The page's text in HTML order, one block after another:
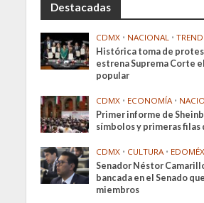
Destacadas
CDMX • NACIONAL •
Histórica toma de
estrena Suprema Corte
popular
CDMX • ECONOMÍA •
Primer informe de
símbolos y primeras filas
CDMX • CULTURA • EDOMÉX
Senador Néstor
bancada en el Senado
miembros